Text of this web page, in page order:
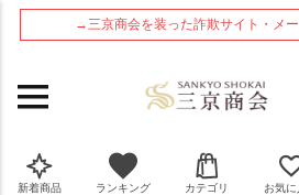
→三京商会を装った詐欺サイト・メ
新着商品 ランキング カテゴリ お気に